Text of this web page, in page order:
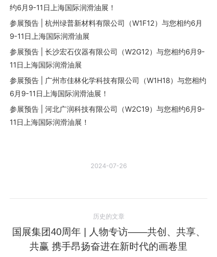
约6月9-11日上海国际润滑油展！
参展预告 | 杭州绿普新材料有限公司（W1F12）与您相约6月
9-11日上海国际润滑油展
参展预告 | 长沙宏石仪器有限公司（W2G12）与您相约6月9-
11日上海国际润滑油展
参展预告 | 广州市佳林化学科技有限公司（W1H18）与您相约
6月9-11日上海国际润滑油展！
参展预告 | 河北广润科技有限公司（W2C19）与您相约6月9-
11日上海国际润滑油展！
2024-07-26
章
历史的文章
历
史
国展集团40周年 | 人物专访——共创、共享、
共赢 携手昂扬奋进在新时代的画卷里